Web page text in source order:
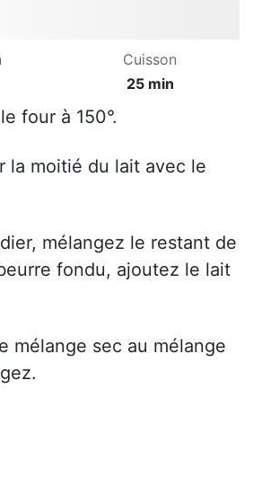
Cuisson
25 min
four à 150°.
la moitié du lait avec le
mélangez le restant de
fondu, ajoutez le lait
mélange sec au mélange